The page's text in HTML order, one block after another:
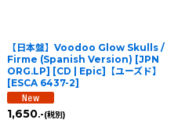
【日本盤】Voodoo Glow Skulls ‎/
Firme (Spanish Version) [JPN
ORG.LP] [CD | Epic]【ユーズド】
[ESCA 6437-2]
1,650.-(税別)